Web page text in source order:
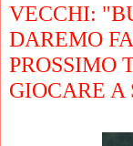
VECCHI:
DAREMO
PROSSIMO
GIOCARE A